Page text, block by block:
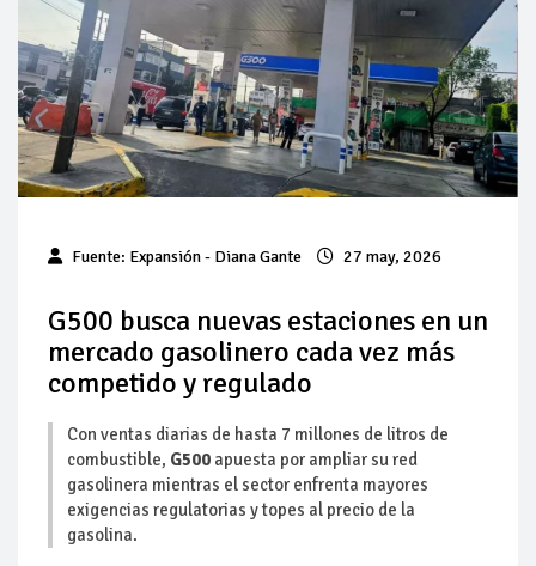
Baja 5% más el precio internacional del crudo por posible
acuerdo de paz
Aumentan 83% ventas de diésel Pemex: PetroIntelligence
Aumenta la producción de hidrocarburos de Pemex; aún
está lejos de la meta
Medio Oriente
Así comienza un nuevo mes para los combustibles
Cautela en el mercado por conversaciones Irán-Omán
mantienen precios al alza
Fuente: Expansión- Diana Gante 27 may, 2026
G500 busca nuevas estaciones en un
mercado gasolinero cada vez más
competido y regulado
Con ventas diarias de hasta 7 millones de litros de
combustible, G500 apuesta por ampliar su red
gasolinera mientras el sector enfrenta mayores
exigencias regulatorias y topes al precio de la
gasolina.